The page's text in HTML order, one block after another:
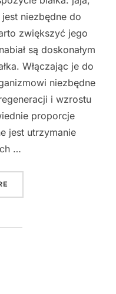
jest niezbędne do
zwiększyć jego
są doskonałym
Włączając je do
niezbędne
i wzrostu
proporcje
jest utrzymanie
…